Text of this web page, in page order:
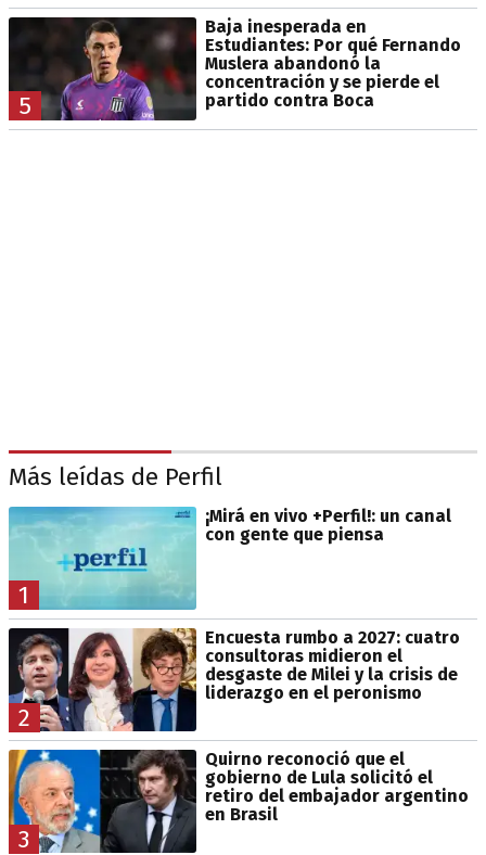
5
Baja inesperada en
Estudiantes: Por qué Fernando
Muslera abandonó la
concentración y se pierde el
partido contra Boca
Más leídas de Perfil
1
¡Mirá en vivo +Perfil!: un canal
con gente que piensa
2
Encuesta rumbo a 2027: cuatro
consultoras midieron el
desgaste de Milei y la crisis de
liderazgo en el peronismo
3
Quirno reconoció que el
gobierno de Lula solicitó el
retiro del embajador argentino
en Brasil